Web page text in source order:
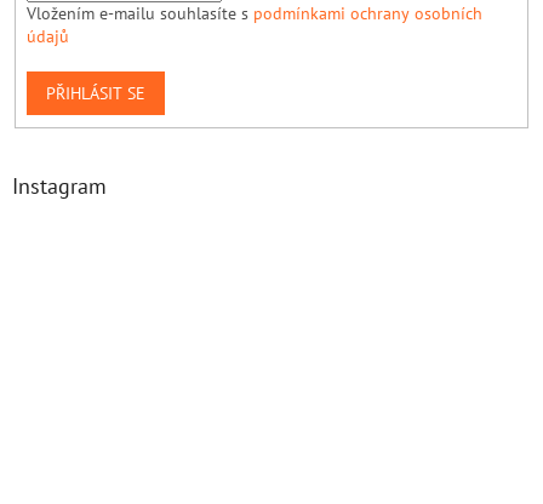
Vložením e-mailu souhlasíte s podmínkami ochrany osobních
údajů
PŘIHLÁSIT SE
Instagram